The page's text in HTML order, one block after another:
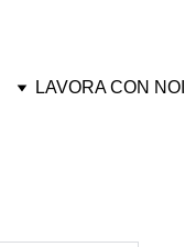
LAVORA CON NOI